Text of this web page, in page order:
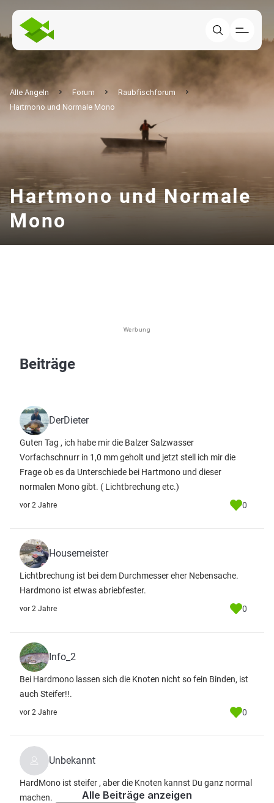
Alle Angeln Forum
Raubfischforum
Hartmono und Normale Mono
Hartmono und Normale
Mono
Werbung
Beiträge
DerDieter
Guten Tag , ich habe mir die Balzer Salzwasser
Vorfachschnurr in 1,0 mm geholt und jetzt stell ich mir die
Frage ob es da Unterschiede bei Hartmono und dieser
normalen Mono gibt. ( Lichtbrechung etc.)
vor 2 Jahre 0
Housemeister
Lichtbrechung ist bei dem Durchmesser eher Nebensache.
Hardmono ist etwas abriebfester.
vor 2 Jahre 0
Info_2
Bei Hardmono lassen sich die Knoten nicht so fein Binden, ist
auch Steifer!!.
vor 2 Jahre 0
Unbekannt
HardMono ist steifer , aber die Knoten kannst Du ganz normal
machen.
Alle Beiträge anzeigen